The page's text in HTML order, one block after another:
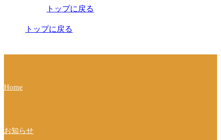
ョ
トップに戻る
トップに戻る
Home
お知らせ